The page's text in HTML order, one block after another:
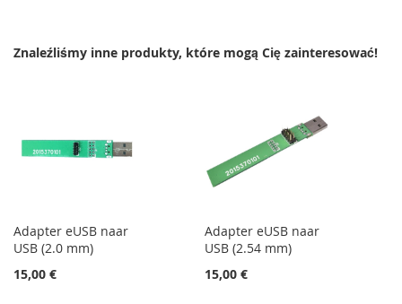
ŻYCZEŃ
ŻYCZEŃ
Znaleźliśmy inne produkty, które mogą Cię zainteresować!
Adapter eUSB naar
USB (2.0 mm)
15,00 €
Adapter eUSB naar
USB (2.54 mm)
15,00 €